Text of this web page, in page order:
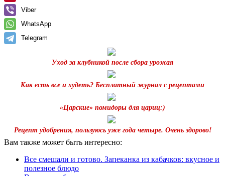
Viber
WhatsApp
Telegram
Уход за клубникой после сбора урожая
Как есть все и худеть? Бесплатный журнал с рецептами
«Царские» помидоры для цариц:)
Рецепт удобрения, пользуюсь уже года четыре. Очень здорово!
Вам также может быть интересно:
Все смешали и готово. Запеканка из кабачков: вкусное и
полезное блюдо